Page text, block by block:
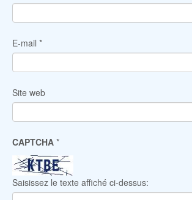
E-mail *
Site web
CAPTCHA *
Saisissez le texte affiché ci-dessus: